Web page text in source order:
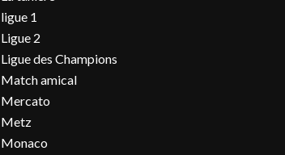
ligue 1
Ligue 2
Ligue des Champions
Match amical
Mercato
Metz
Monaco